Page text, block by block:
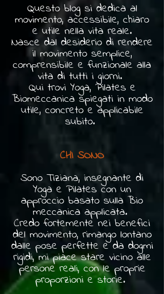
Questo blog si dedica al
movimento, accessibile, chiaro
e utile nella vita reale.
Nasce dal desiderio di rendere
il movimento semplice,
comprensibile e funzionale alla
vita di tutti i giorni.
Qui trovi Yoga, Pilates e
Biomeccanica spiegati in modo
utile, concreto e applicabile
subito.
CHI SONO
Sono Tiziana, insegnante di
Yoga e Pilates con un
approccio basato sulla Bio
meccanica applicata.
Credo fortemente nei benefici
del movimento, rimango lontano
dalle pose perfette e da dogmi
rigidi, mi piace stare vicino alle
persone reali, con le proprie
proporzioni e storie.